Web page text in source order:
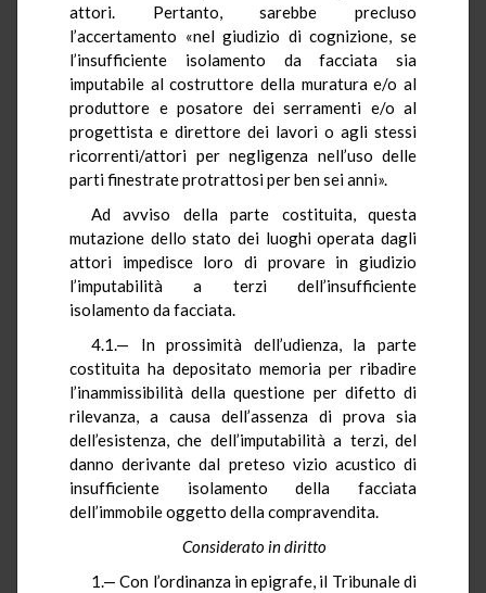
attori. Pertanto, sarebbe precluso
l’accertamento «nel giudizio di cognizione, se
l’insufficiente isolamento da facciata sia
imputabile al costruttore della muratura e/o al
produttore e posatore dei serramenti e/o al
progettista e direttore dei lavori o agli stessi
ricorrenti/attori per negligenza nell’uso delle
parti finestrate protrattosi per ben sei anni».
Ad avviso della parte costituita, questa
mutazione dello stato dei luoghi operata dagli
attori impedisce loro di provare in giudizio
l’imputabilità a terzi dell’insufficiente
isolamento da facciata.
4.1.— In prossimità dell’udienza, la parte
costituita ha depositato memoria per ribadire
l’inammissibilità della questione per difetto di
rilevanza, a causa dell’assenza di prova sia
dell’esistenza, che dell’imputabilità a terzi, del
danno derivante dal preteso vizio acustico di
insufficiente isolamento della facciata
dell’immobile oggetto della compravendita.
Considerato in diritto
1.— Con l’ordinanza in epigrafe, il Tribunale di